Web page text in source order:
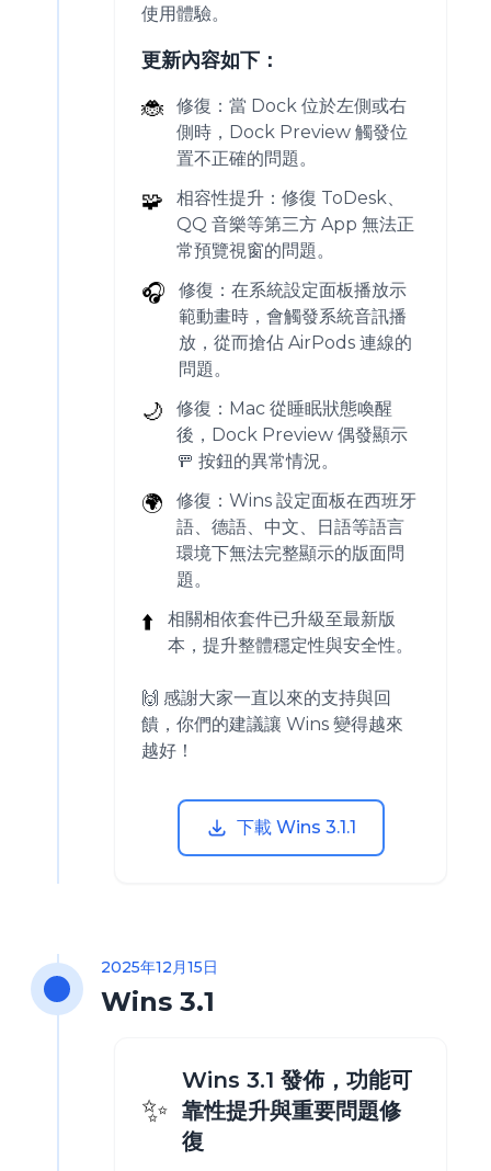
使用體驗。
更新內容如下：
🐞
修復：當 Dock 位於左側或右
側時，Dock Preview 觸發位
置不正確的問題。
🧩
相容性提升：修復 ToDesk、
QQ 音樂等第三方 App 無法正
常預覽視窗的問題。
🎧
修復：在系統設定面板播放示
範動畫時，會觸發系統音訊播
放，從而搶佔 AirPods 連線的
問題。
🌙
修復：Mac 從睡眠狀態喚醒
後，Dock Preview 偶發顯示
🚥 按鈕的異常情況。
🌍
修復：Wins 設定面板在西班牙
語、德語、中文、日語等語言
環境下無法完整顯示的版面問
題。
⬆️
相關相依套件已升級至最新版
本，提升整體穩定性與安全性。
🙌 感謝大家一直以來的支持與回
饋，你們的建議讓 Wins 變得越來
越好！
下載 Wins 3.1.1
2025年12月15日
Wins 3.1
✨
Wins 3.1 發佈，功能可
靠性提升與重要問題修
復